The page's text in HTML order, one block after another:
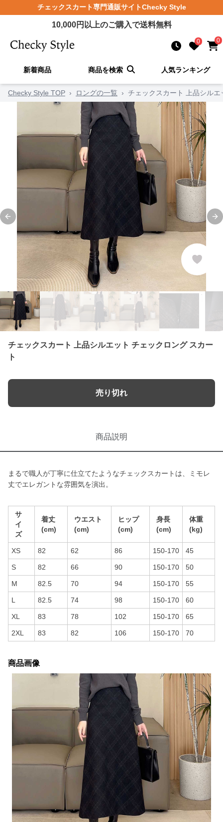
チェックスカート専門通販サイトChecky Style
10,000円以上のご購入で送料無料
0 0
新着商品 商品を検索 人気ランキング
Checky Style TOP › ロングの一覧 › チェックスカート 上品シル
Previous slide
チェックスカート 上品シルエット チェックロング スカー
ト
売り切れ
商品説明
まるで職人が丁寧に仕立てたようなチェックスカートは、ミモレ
丈でエレガントな雰囲気を演出。
サ
イ
ズ
着丈
(cm)
ウエスト
(cm)
ヒップ
(cm)
身長
(cm)
体重
(kg)
XS 82 62 86 150-170 45
S 82 66 90 150-170 50
M 82.5 70 94 150-170 55
L 82.5 74 98 150-170 60
XL 83 78 102 150-170 65
2XL 83 82 106 150-170 70
商品画像